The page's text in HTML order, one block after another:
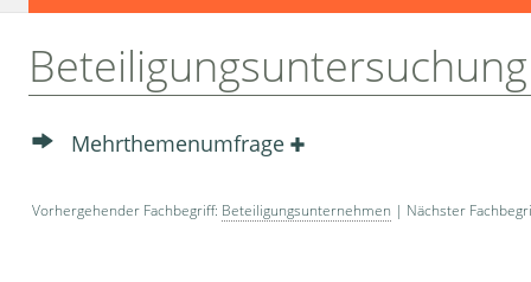
Beteiligungsuntersuchung
Mehrthemenumfrage
Vorhergehender Fachbegriff: Beteiligungsunternehmen | Nächster